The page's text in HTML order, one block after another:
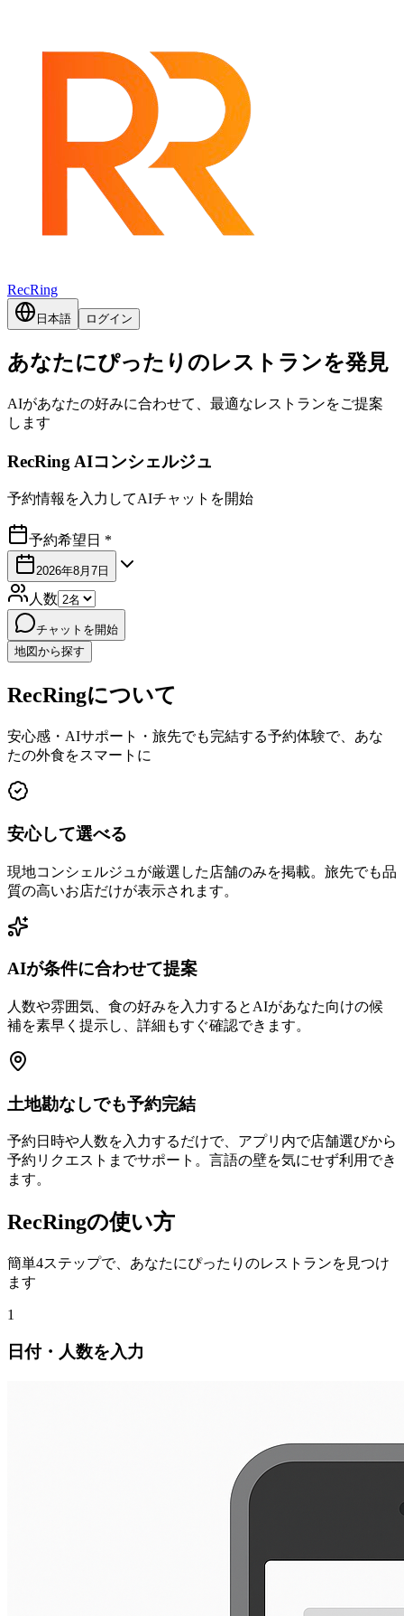
RecRing
日本語 ログイン
あなたにぴったりのレストランを発見
AIがあなたの好みに合わせて、最適なレストランをご提案
します
RecRing AIコンシェルジュ
予約情報を入力してAIチャットを開始
予約希望日 *
2026年8月7日
人数
チャットを開始
地図から探す
RecRingについて
安心感・AIサポート・旅先でも完結する予約体験で、あな
たの外食をスマートに
安心して選べる
現地コンシェルジュが厳選した店舗のみを掲載。旅先でも品
質の高いお店だけが表示されます。
AIが条件に合わせて提案
人数や雰囲気、食の好みを入力するとAIがあなた向けの候
補を素早く提示し、詳細もすぐ確認できます。
土地勘なしでも予約完結
予約日時や人数を入力するだけで、アプリ内で店舗選びから
予約リクエストまでサポート。言語の壁を気にせず利用でき
ます。
RecRingの使い方
簡単4ステップで、あなたにぴったりのレストランを見つけ
ます
1
日付・人数を入力